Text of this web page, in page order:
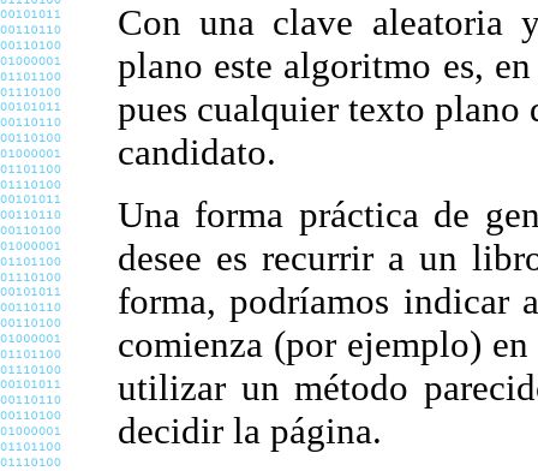
Con una clave aleatoria
plano este algoritmo es,
pues cualquier texto plano
candidato.
Una forma práctica de
desee es recurrir a un
forma, podríamos indicar
comienza (por ejemplo)
utilizar un método
decidir la página.